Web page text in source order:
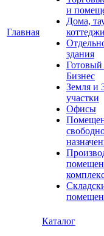
Главная
и
Дома,
коттеджи
здания
Бизнес
Земля и
участки
Офисы
Каталог